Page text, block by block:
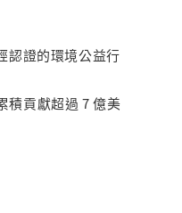
認證的環境公益行
積貢獻超過 7 億美